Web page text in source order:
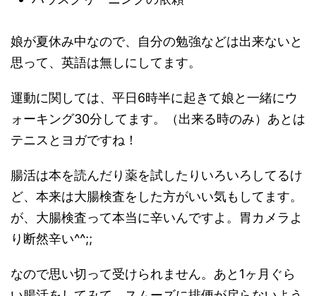
娘が夏休み中なので、自分の勉強などは出来ないと
思って、英語は無しにしてます。
運動に関しては、平日6時半に起きて娘と一緒にウ
ォーキング30分してます。（出来る時のみ）あとは
テニスとヨガですね！
腸活は本を読んだり薬を試したりいろいろしてるけ
ど、本来は大腸検査をした方がいい気もしてます。
が、大腸検査って本当に辛いんですよ。胃カメラよ
り断然辛い^^;;
なので思い切って受けられません。あと1ヶ月ぐら